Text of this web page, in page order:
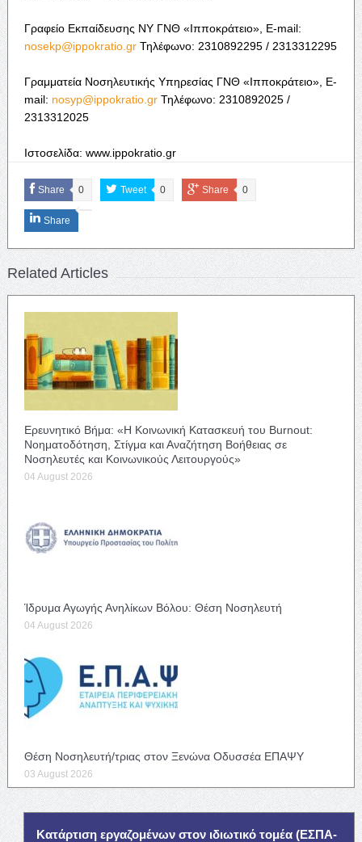
Γραφείο Εκπαίδευσης ΝΥ ΓΝΘ «Ιπποκράτειο», E-mail:
nosekp@ippokratio.gr Τηλέφωνο: 2310892295 / 2313312295
Γραμματεία Νοσηλευτικής Υπηρεσίας ΓΝΘ «Ιπποκράτειο», E-
mail: nosyp@ippokratio.grΤηλέφωνο: 2310892025 /
2313312025
Ιστοσελίδα: www. ippokratio. gr
Share 0 Tweet 0 Share 0
Share
Related Articles
Ερευνητικό Βήμα: «Η Κοινωνική Κατασκευή του Burnout:
Νοηματοδότηση, Στίγμα και Αναζήτηση Βοήθειας σε
Νοσηλευτές και Κοινωνικούς Λειτουργούς»
04 August 2026
Ίδρυμα Αγωγής Ανηλίκων Βόλου: Θέση Νοσηλευτή
04 August 2026
Θέση Νοσηλευτή/τριας στον Ξενώνα Οδυσσέα ΕΠΑΨΥ
03 August 2026
Κατάρτιση εργαζομένων στον ιδιωτικό τομέα (ΕΣΠΑ-